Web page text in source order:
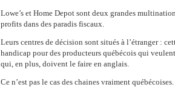
Lowe’s et Home Depot sont deux grandes
profits dans des paradis fiscaux.
Leurs centres de décision sont situés à l’étranger :
handicap pour des producteurs québécois qui
qui, en plus, doivent le faire en anglais.
Ce n’est pas le cas des chaines vraiment québécoises.